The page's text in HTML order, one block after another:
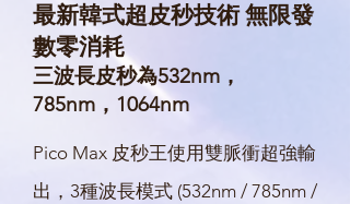
最新韓式超皮秒技術 無限發
數零消耗
三波長皮秒為532nm，
785nm，1064nm
Pico Max 皮秒王使用雙脈衝超強輸
出，3種波長模式 (532nm / 785nm /